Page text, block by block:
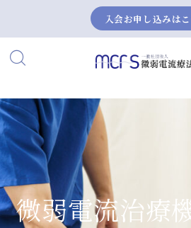
入会お申し込みは
MENU
当研究会について
私たちの活動
微弱電流とは？
微弱電流治療